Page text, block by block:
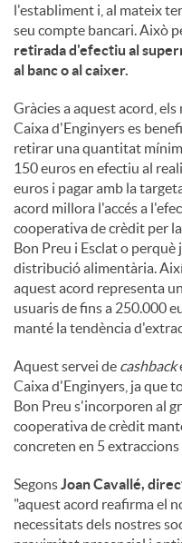
l'establiment i, al mateix
seu compte bancari. Això
retirada d'efectiu al
al banc o al caixer.
Gràcies a aquest acord,
Caixa d'Enginyers es
retirar una quantitat
150 euros en efectiu al
euros i pagar amb la
acord millora l'accés a
cooperativa de crèdit per
Bon Preu i Esclat o
distribució alimentària.
aquest acord representa
usuaris de fins a 250.000
manté la tendència
Aquest servei de cashback
Caixa d'Enginyers, ja que
Bon Preu s'incorporen al
cooperativa de crèdit
concreten en 5 extraccions
SegonsJoan Cavallé,
"aquest acord reafirma el
necessitats dels nostres